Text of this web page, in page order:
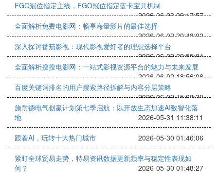
FGO冠位指定主线，FGO冠位指定蓝卡宝具机制
2026-06-03 09:17:57
全面解析免费电影网：畅享海量影片的最佳选择
2026-06-02 20:48:02
深入探讨番茄影视：现代影视爱好者的理想选择平台
2026-06-02 20:55:04
全面解析搜搜电影网：一站式影视资源平台的魅力与未来发展
2026-06-02 18:56:06
百度关键词排名的用户搜索路径拆解与内容分层策略
2026-06-02 15:08:30
施耐德电气创赢计划第七季启航：以开放生态加速AI数智化落
地
2026-05-31 11:38:11
跟着AI，玩转十大热门城市 2026-05-30 01:46:06
紧盯全球贸易走势，特易资讯数据更新频率与稳定性表现如
何？
2026-05-30 01:48:27